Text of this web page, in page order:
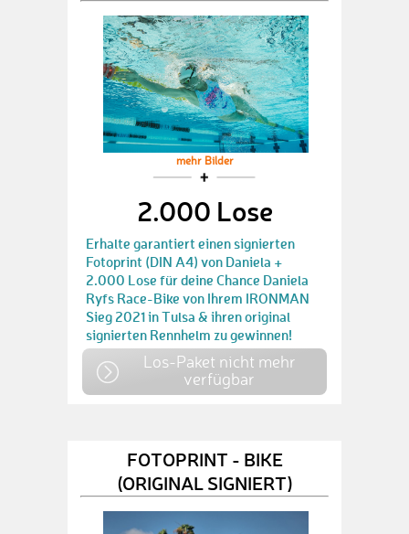
mehr Bilder
2.000 Lose
Erhalte garantiert einen signierten
Fotoprint (DIN A4) von Daniela +
2.000 Lose für deine Chance Daniela
Ryfs Race-Bike von Ihrem IRONMAN
Sieg 2021 in Tulsa & ihren original
signierten Rennhelm zu gewinnen!
Los-Paket nicht mehr
verfügbar
FOTOPRINT - BIKE
(ORIGINAL SIGNIERT)